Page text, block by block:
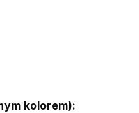
kolorem):